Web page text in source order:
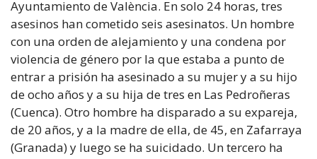
Ayuntamiento de València. En solo 24 horas, tres
asesinos han cometido seis asesinatos. Un hombre
con una orden de alejamiento y una condena por
violencia de género por la que estaba a punto de
entrar a prisión ha asesinado a su mujer y a su hijo
de ocho años y a su hija de tres en Las Pedroñeras
(Cuenca). Otro hombre ha disparado a su expareja,
de 20 años, y a la madre de ella, de 45, en Zafarraya
(Granada) y luego se ha suicidado. Un tercero ha